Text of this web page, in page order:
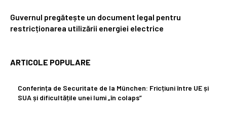
Guvernul pregătește un document legal pentru
restricționarea utilizării energiei electrice
ARTICOLE POPULARE
Conferința de Securitate de la München: Fricțiuni între UE și
SUA și dificultățile unei lumi „în colaps”